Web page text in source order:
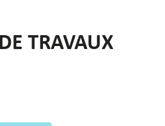
TRAVAUX